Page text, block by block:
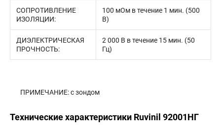
СОПРОТИВЛЕНИЕ
ИЗОЛЯЦИИ:
100 мОм в течение 1 мин. (500
В)
ДИЭЛЕКТРИЧЕСКАЯ
ПРОЧНОСТЬ:
2 000 В в течение 15 мин. (50
Гц)
ПРИМЕЧАНИЕ: с зондом
Технические характеристики Ruvinil 92001НГ